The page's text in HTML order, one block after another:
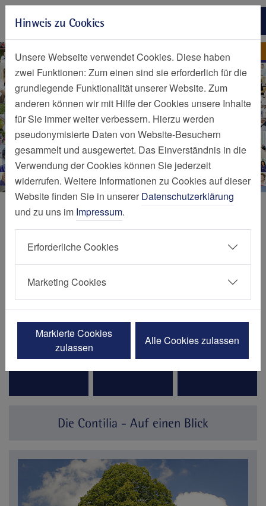
Zur Hauptnavigation springen
Zum Seiteninhalt springen
Zum Seitenende springen
Home Herzlich willkommen
Startseite
Die Contilia - Auf einen Blick
Hinweis zu Cookies
Unsere Webseite verwendet Cookies. Diese haben
zwei Funktionen: Zum einen sind sie erforderlich für die
grundlegende Funktionalität unserer Website. Zum
anderen können wir mit Hilfe der Cookies unsere Inhalte
für Sie immer weiter verbessern. Hierzu werden
pseudonymisierte Daten von Website-Besuchern
gesammelt und ausgewertet. Das Einverständnis in die
Verwendung der Cookies können Sie jederzeit
widerrufen. Weitere Informationen zu Cookies auf dieser
Website finden Sie in unserer Datenschutzerklärung
und zu uns im Impressum.
Erforderliche Cookies
Marketing Cookies
Markierte Cookies
zulassen
Alle Cookies zulassen